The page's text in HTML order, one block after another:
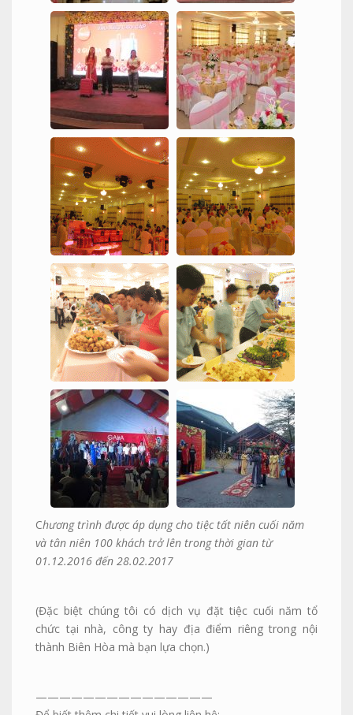
Chương trình được áp dụng cho tiệc tất niên cuối năm
và tân niên 100 khách trở lên trong thời gian từ
01.12.2016 đến 28.02.2017
(Đặc biệt chúng tôi có dịch vụ đặt tiệc cuối năm tổ
chức tại nhà, công ty hay địa điểm riêng trong nội
thành Biên Hòa mà bạn lựa chọn.)
———————————————